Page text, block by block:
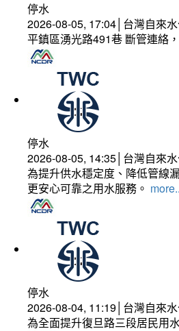
停水
2026-08-05, 17:04│台灣自來
平鎮區湧光路491巷 斷管連絡
停水
2026-08-05, 14:35│台灣自來
為提升供水穩定度、降低管線
更安心可靠之用水服務。
停水
2026-08-04, 11:19│台灣自來
為全面提升復旦路三段居民用